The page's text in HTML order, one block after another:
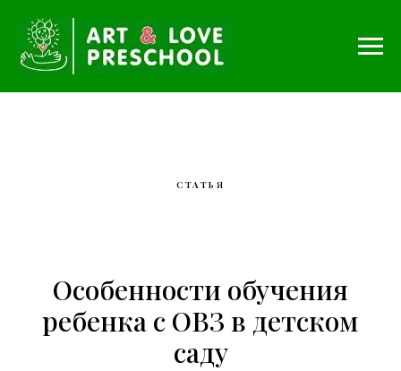
СТАТЬЯ
Особенности обучения
ребенка с ОВЗ в детском
саду